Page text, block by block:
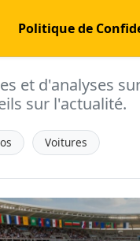
Politique de
et d'analyses
sur l'actualité.
Voitures